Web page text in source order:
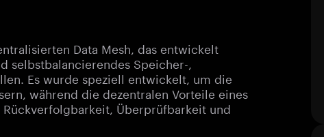
Data Mesh, das entwickelt
selbstbalancierendes Speicher-,
Es wurde speziell entwickelt, um die
während die dezentralen Vorteile eines
Überprüfbarkeit und